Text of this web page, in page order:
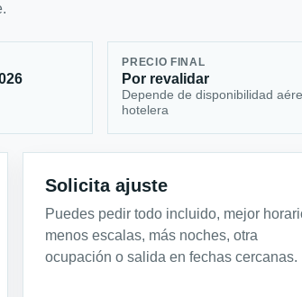
PRECIO FINAL
Por revalidar
Depende de disponibilidad
hotelera
Solicita ajuste
Puedes pedir todo incluido, mejor
menos escalas, más noches, otra
ocupación o salida en fechas cercanas.